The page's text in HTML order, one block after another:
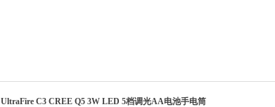
UltraFire C3 CREE Q5 3W LED 5档调光AA电池手电筒